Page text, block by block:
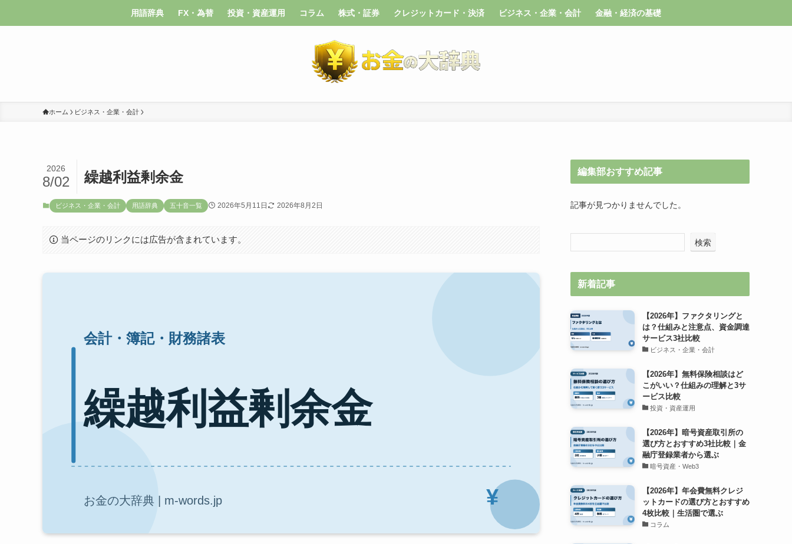
用語辞典 FX・為替 投資・資産運用 コラム 株式・証券 クレジットカード・決済 ビジネス・企業・会計 金融・経済の基礎
ホーム ビジネス・企業・会計
繰越利益剰余金
2026
8/02
ビジネス・企業・会計 用語辞典 五十音一覧 2026年5月11日 2026年8月2日
当ページのリンクには広告が含まれています。
編集部おすすめ記事
記事が見つかりませんでした。
検索
新着記事
【2026年】ファクタリングと
は？仕組みと注意点、資金調達
サービス3社比較
ビジネス・企業・会計
【2026年】無料保険相談はど
こがいい？仕組みの理解と3サ
ービス比較
投資・資産運用
【2026年】暗号資産取引所の
選び方とおすすめ3社比較｜金
融庁登録業者から選ぶ
暗号資産・Web3
【2026年】年会費無料クレジ
ットカードの選び方とおすすめ
4枚比較｜生活圏で選ぶ
コラム